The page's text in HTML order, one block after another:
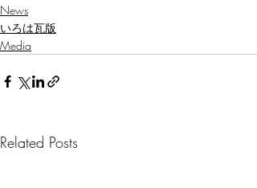
News
いろは瓦版
Media
Related Posts